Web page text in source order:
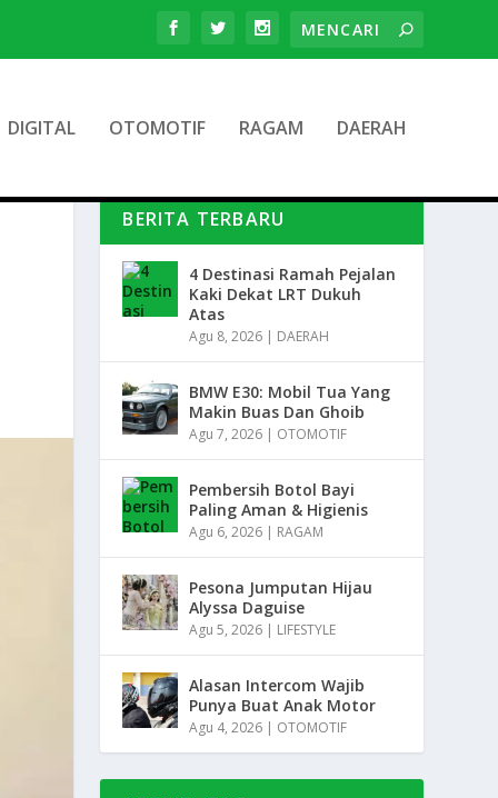
DIGITAL OTOMOTIF RAGAM DAERAH
BERITA TERBARU
4 Destinasi Ramah Pejalan
Kaki Dekat LRT Dukuh
Atas
Agu 8, 2026 | DAERAH
BMW E30: Mobil Tua Yang
Makin Buas Dan Ghoib
Agu 7, 2026 | OTOMOTIF
Pembersih Botol Bayi
Paling Aman & Higienis
Agu 6, 2026 | RAGAM
Pesona Jumputan Hijau
Alyssa Daguise
Agu 5, 2026 | LIFESTYLE
Alasan Intercom Wajib
Punya Buat Anak Motor
Agu 4, 2026 | OTOMOTIF